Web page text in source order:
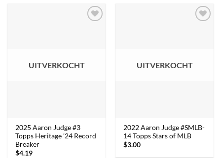
UITVERKOCHT
2025 Aaron Judge #3
Topps Heritage ’24 Record
Breaker
$4.19
UITVERKOCHT
2022 Aaron Judge #SMLB-
14 Topps Stars of MLB
$3.00